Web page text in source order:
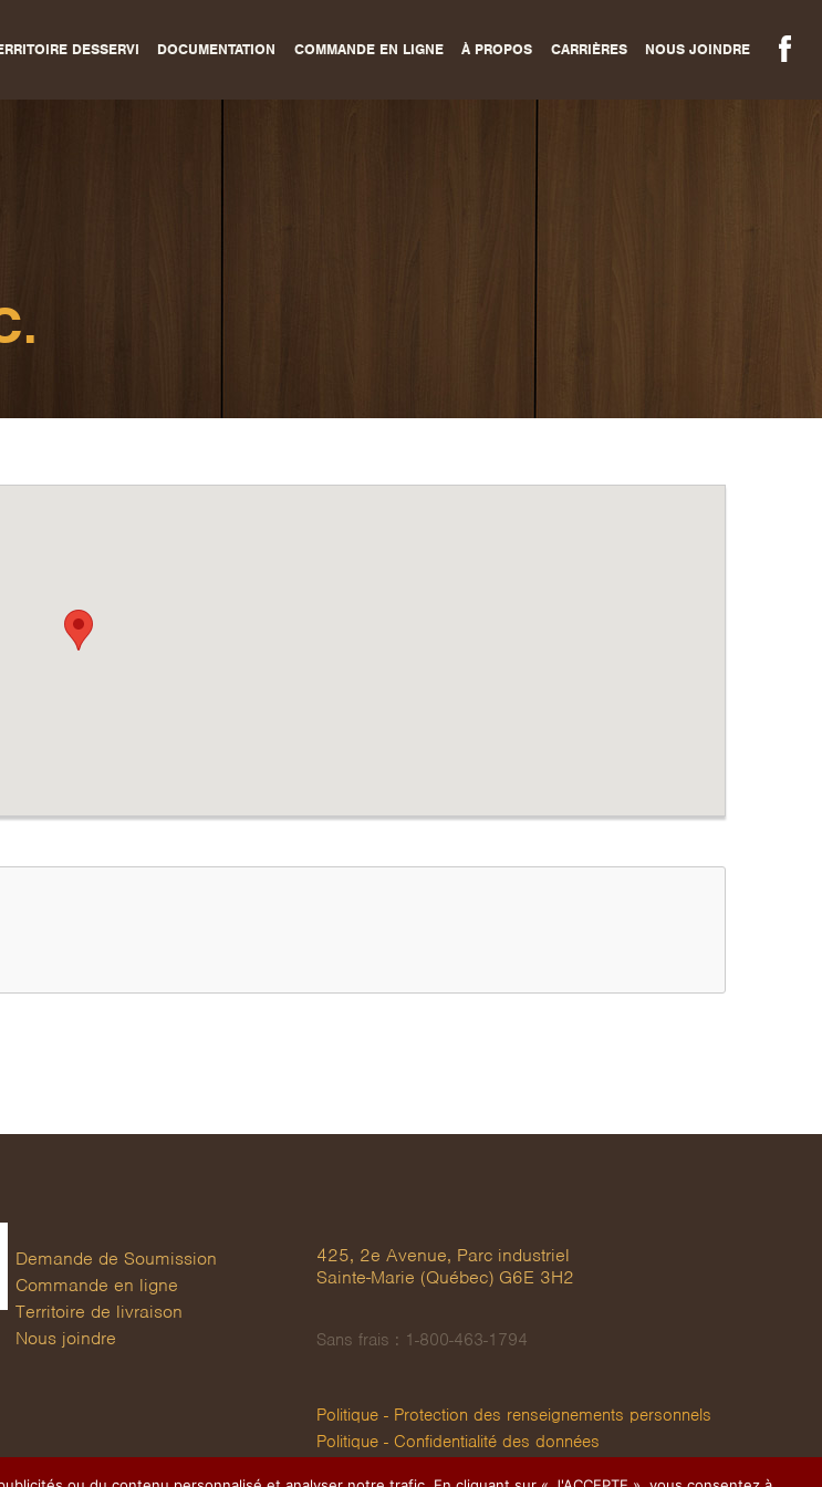
DESSERVI DOCUMENTATION COMMANDE EN LIGNE À PROPOS CARRIÈRES NOUS JOINDRE
Demande de Soumission
Commande en ligne
Territoire de livraison
Nous joindre
425, 2e Avenue, Parc industriel
Sainte-Marie (Québec) G6E 3H2
Sans frais : 1-800-463-1794
Politique - Protection des renseignements personnels
Politique - Confidentialité des données